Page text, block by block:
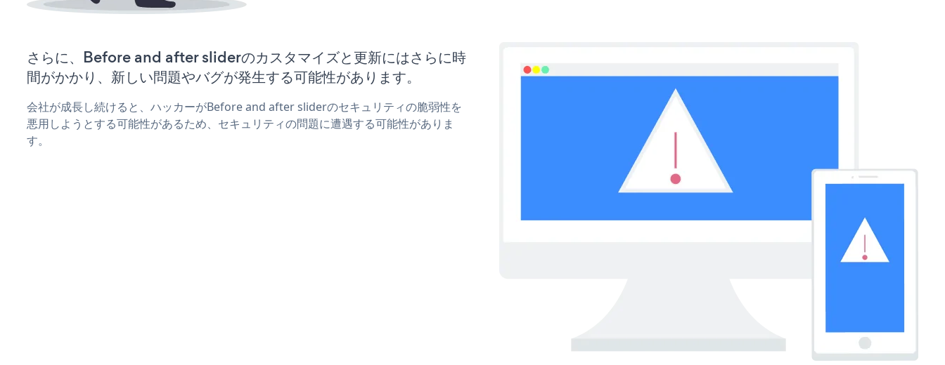
さらに、Before and after sliderのカスタマイズと更新にはさらに時
間がかかり、新しい問題やバグが発生する可能性があります。
会社が成長し続けると、ハッカーがBefore and after sliderのセキュリティの脆弱性を
悪用しようとする可能性があるため、セキュリティの問題に遭遇する可能性がありま
す。